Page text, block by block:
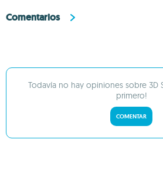
Comentarios
Todavía no hay opiniones sobre 3D
primero!
COMENTAR